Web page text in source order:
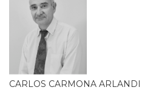
CARLOS CARMONA ARLANDI